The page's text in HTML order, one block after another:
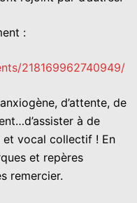
:
218169962740949/
d’attente, de
à de
et vocal collectif ! En
et repères
remercier.